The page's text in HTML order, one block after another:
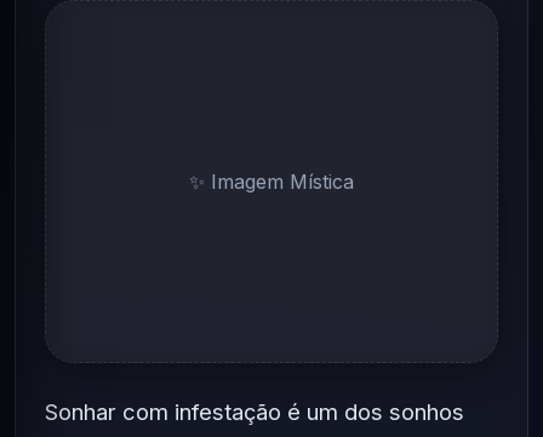
✨ Imagem Mística
Sonhar com infestação é um dos sonhos